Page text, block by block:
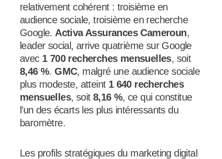
relativement cohérent : troisième en
audience sociale, troisième en recherche
Google. Activa Assurances Cameroun,
leader social, arrive quatrième sur Google
avec 1 700 recherches mensuelles, soit
8,46 %.GMC, malgré une audience sociale
plus modeste, atteint 1 640 recherches
mensuelles, soit 8,16 %, ce qui constitue
l’un des écarts les plus intéressants du
baromètre.
Les profils stratégiques du marketing digital